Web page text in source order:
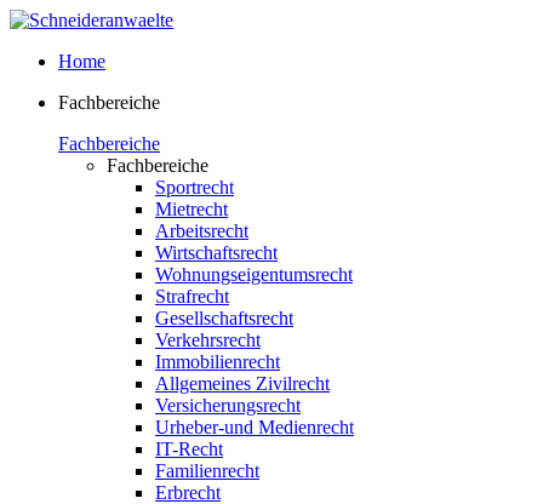
Home
Fachbereiche
Fachbereiche
Fachbereiche
Sportrecht
Mietrecht
Arbeitsrecht
Wirtschaftsrecht
Wohnungseigentumsrecht
Strafrecht
Gesellschaftsrecht
Verkehrsrecht
Immobilienrecht
Allgemeines Zivilrecht
Versicherungsrecht
Urheber-und Medienrecht
IT-Recht
Familienrecht
Erbrecht